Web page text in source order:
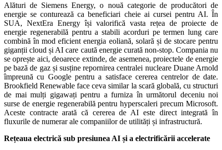
Alături de Siemens Energy, o nouă categorie de producători de
energie se conturează ca beneficiari cheie ai cursei pentru AI. În
SUA, NextEra Energy își valorifică vasta rețea de proiecte de
energie regenerabilă pentru a stabili acorduri pe termen lung care
combină în mod eficient energia eoliană, solară și de stocare pentru
giganții cloud și AI care caută energie curată non-stop. Compania nu
se oprește aici, deoarece extinde, de asemenea, proiectele de energie
pe bază de gaz și susține repornirea centralei nucleare Duane Arnold
împreună cu Google pentru a satisface cererea centrelor de date.
Brookfield Renewable face ceva similar la scară globală, cu structuri
de mai mulți gigawați pentru a furniza în următorul deceniu noi
surse de energie regenerabilă pentru hyperscaleri precum Microsoft.
Aceste contracte arată că cererea de AI este direct integrată în
fluxurile de numerar ale companiilor de utilități și infrastructură.
Rețeaua electrică sub presiunea AI și a electrificării accelerate